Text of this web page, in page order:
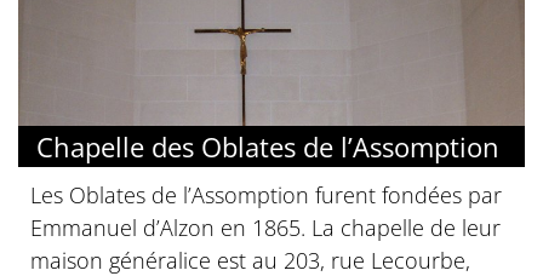
Chapelle des Oblates de l’Assomption
Les Oblates de l’Assomption furent fondées par
Emmanuel d’Alzon en 1865. La chapelle de leur
maison généralice est au 203, rue Lecourbe,